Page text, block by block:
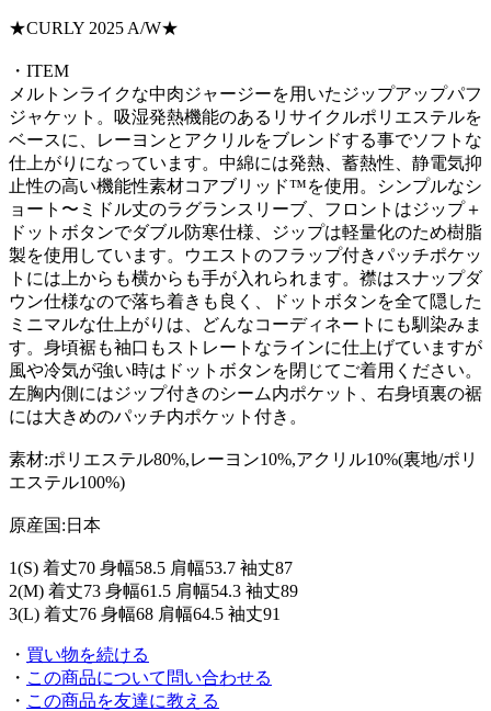
★CURLY 2025 A/W★
・ITEM
メルトンライクな中肉ジャージーを用いたジップアップパフ
ジャケット。吸湿発熱機能のあるリサイクルポリエステルを
ベースに、レーヨンとアクリルをブレンドする事でソフトな
仕上がりになっています。中綿には発熱、蓄熱性、静電気抑
止性の高い機能性素材コアブリッド™️を使用。シンプルなシ
ョート〜ミドル丈のラグランスリーブ、フロントはジップ＋
ドットボタンでダブル防寒仕様、ジップは軽量化のため樹脂
製を使用しています。ウエストのフラップ付きパッチポケッ
トには上からも横からも手が入れられます。襟はスナップダ
ウン仕様なので落ち着きも良く、ドットボタンを全て隠した
ミニマルな仕上がりは、どんなコーディネートにも馴染みま
す。身頃裾も袖口もストレートなラインに仕上げていますが
風や冷気が強い時はドットボタンを閉じてご着用ください。
左胸内側にはジップ付きのシーム内ポケット、右身頃裏の裾
には大きめのパッチ内ポケット付き。
素材:ポリエステル80%,レーヨン10%,アクリル10%(裏地/ポリ
エステル100%)
原産国:日本
1(S) 着丈70 身幅58.5 肩幅53.7 袖丈87
2(M) 着丈73 身幅61.5 肩幅54.3 袖丈89
3(L) 着丈76 身幅68 肩幅64.5 袖丈91
・ 買い物を続ける
・ この商品について問い合わせる
・ この商品を友達に教える